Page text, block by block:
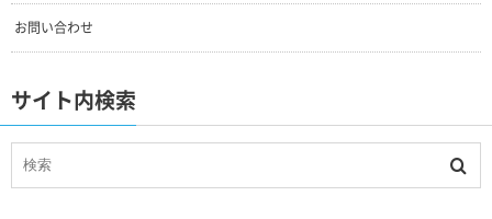
お問い合わせ
サイト内検索